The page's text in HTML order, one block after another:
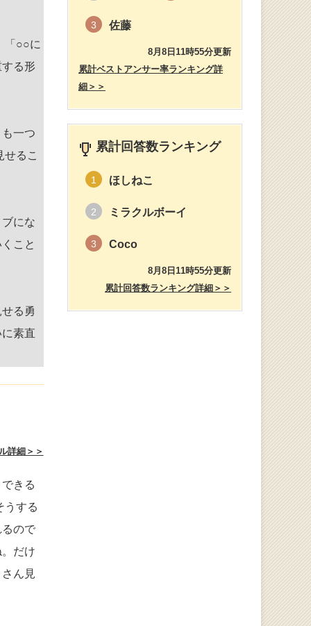
「○○に
る形
一つ
るこ
にな
こと
る勇
素直
詳細＞＞
きる
うする
ので
だけ
ん見
3 佐藤
8月8日11時55分更新
累計ベストアンサー率ランキング詳
細＞＞
累計回答数ランキング
1 ほしねこ
2 ミラクルボーイ
3 Coco
8月8日11時55分更新
累計回答数ランキング詳細＞＞